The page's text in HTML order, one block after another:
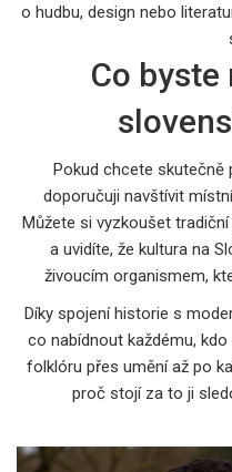
o hudbu, design nebo
Co byste
Pokud chcete skutečně
doporučuji navštívit
Můžete si vyzkoušet
a uvidíte, že kultura na
živoucím organismem,
Díky spojení historie s
co nabídnout každému,
folklóru přes umění až po
proč stojí za to ji